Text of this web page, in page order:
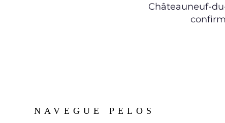
Châteauneuf-
NAVEGUE PELOS